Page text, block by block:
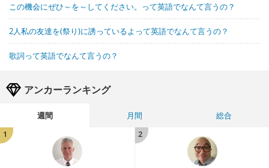
この機会にぜひ～を～してください。って英語でなんて言うの？
2人私の友達を(祭り)に誘っているよって英語でなんて言うの？
歌詞って英語でなんて言うの？
アンカーランキング
週間 月間
総合
1
2